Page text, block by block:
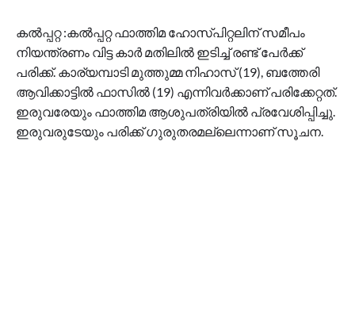
കല്‍പ്പറ്റ :കല്‍പ്പറ്റ ഫാത്തിമ ഹോസ്പിറ്റലിന് സമീപം
നിയന്ത്രണം വിട്ട കാര്‍ മതിലില്‍ ഇടിച്ച് രണ്ട് പേര്‍ക്ക്
പരിക്ക്. കാര്യമ്പാടി മുത്തുമ്മ നിഹാസ് (19), ബത്തേരി
ആവിക്കാട്ടില്‍ ഫാസില്‍ (19) എന്നിവര്‍ക്കാണ് പരിക്കേറ്റത്.
ഇരുവരേയും ഫാത്തിമ ആശുപത്രിയില്‍ പ്രവേശിപ്പിച്ചു.
ഇരുവരുടേയും പരിക്ക് ഗുരുതരമല്ലെന്നാണ് സൂചന.